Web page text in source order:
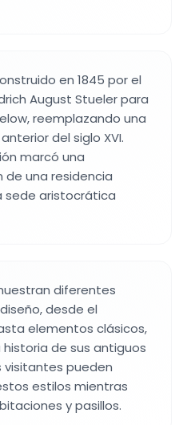
en 1845 por el
August Stueler para
reemplazando una
del siglo XVI.
marcó una
una residencia
sede aristocrática
diferentes
desde el
elementos clásicos,
de sus antiguos
visitantes pueden
estilos mientras
y pasillos.